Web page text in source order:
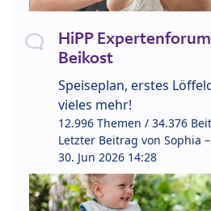
HiPP
Beikost
Speiseplan, erstes
vieles mehr!
12.996 Themen / 34.376
Letzter Beitrag von Sophia
30. Jun 2026 14:28